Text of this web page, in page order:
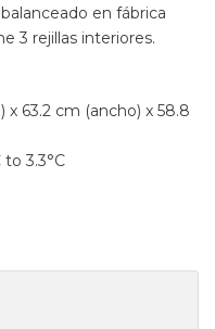
en fábrica
3 rejillas interiores.
x 63.2 cm (ancho) x 58.8
3.3°C